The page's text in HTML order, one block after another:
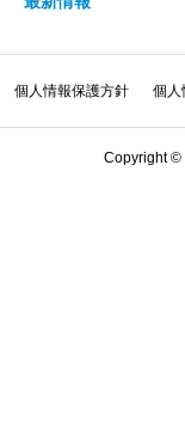
個人情報保護方針 個人
Copyright ©